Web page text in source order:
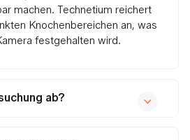
machen. Technetium reichert
Knochenbereichen an, was
festgehalten wird.
ab?